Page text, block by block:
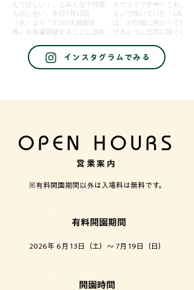
インスタグラムでみる
OPEN HOURS
営業案内
※有料開園期間以外は入場料は無料です。
有料開園期間
2026年 6月 13日（土）～ 7月 19日（日）
開園時間